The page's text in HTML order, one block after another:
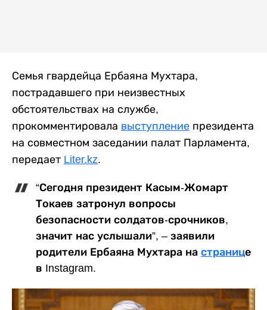
Семья гвардейца Ербаяна Мухтара,
пострадавшего при неизвестных
обстоятельствах на службе,
прокомментировала выступление президента
на совместном заседании палат Парламента,
передает Liter.kz.
“Сегодня президент Касым-Жомарт
Токаев затронул вопросы
безопасности солдатов-срочников,
значит нас услышали”, – заявили
родители Ербаяна Мухтара на странице
в Instagram.